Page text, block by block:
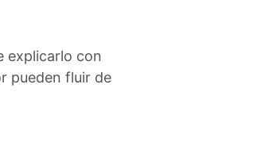
explicarlo con
pueden fluir de